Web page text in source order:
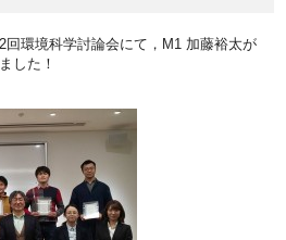
回環境科学討論会にて，M1 加藤裕太が
した！